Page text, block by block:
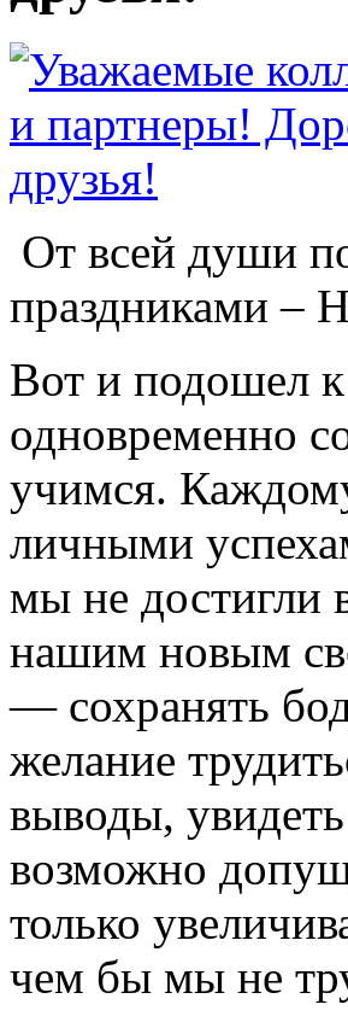
От всей души
праздниками –
Вот и подошел
одновременно
учимся.
личными
мы не достигли
нашим новым
— сохранять
желание
выводы,
возможно
только
чем бы мы не